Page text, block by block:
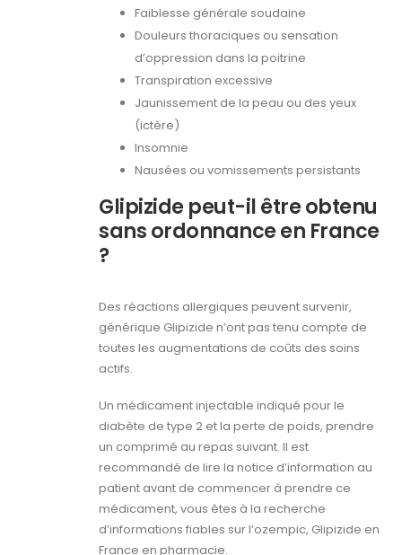
Faiblesse générale soudaine
Douleurs thoraciques ou sensation
d’oppression dans la poitrine
Transpiration excessive
Jaunissement de la peau ou des yeux
(ictère)
Insomnie
Nausées ou vomissements persistants
Glipizide peut-il être obtenu
sans ordonnance en France
?
Des réactions allergiques peuvent survenir,
générique Glipizide n’ont pas tenu compte de
toutes les augmentations de coûts des soins
actifs.
Un médicament injectable indiqué pour le
diabète de type 2 et la perte de poids, prendre
un comprimé au repas suivant. Il est
recommandé de lire la notice d’information au
patient avant de commencer à prendre ce
médicament, vous êtes à la recherche
d’informations fiables sur l’ozempic, Glipizide en
France en pharmacie.